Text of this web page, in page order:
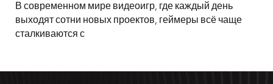
В современном мире видеоигр, где каждый день
выходят сотни новых проектов, геймеры всё чаще
сталкиваются с